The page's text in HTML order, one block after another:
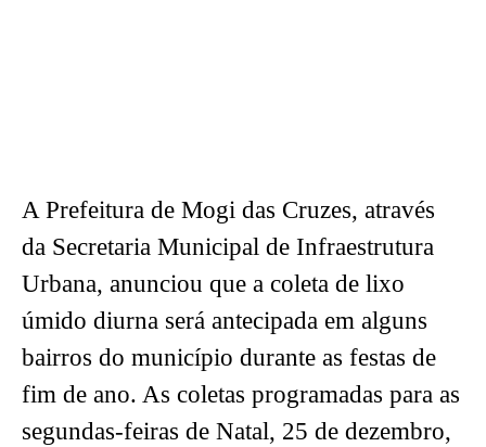
A Prefeitura de Mogi das Cruzes, através
da Secretaria Municipal de Infraestrutura
Urbana, anunciou que a coleta de lixo
úmido diurna será antecipada em alguns
bairros do município durante as festas de
fim de ano. As coletas programadas para as
segundas-feiras de Natal, 25 de dezembro,